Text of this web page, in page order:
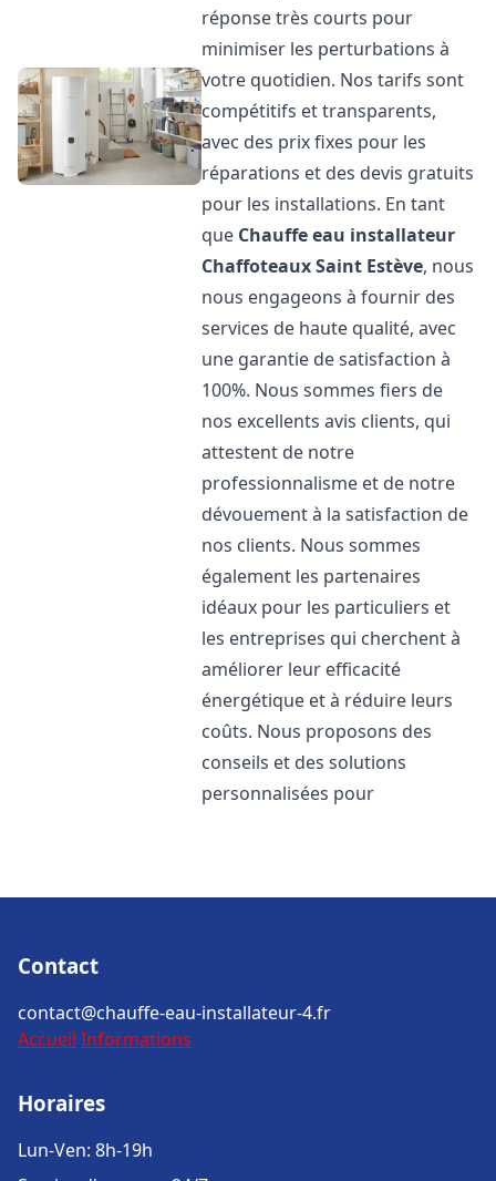
réponse très courts pour
minimiser les perturbations à
votre quotidien. Nos tarifs sont
compétitifs et transparents,
avec des prix fixes pour les
réparations et des devis gratuits
pour les installations. En tant
que Chauffe eau installateur
ChaffoteauxSaint Estève, nous
nous engageons à fournir des
services de haute qualité, avec
une garantie de satisfaction à
100%. Nous sommes fiers de
nos excellents avis clients, qui
attestent de notre
professionnalisme et de notre
dévouement à la satisfaction de
nos clients. Nous sommes
également les partenaires
idéaux pour les particuliers et
les entreprises qui cherchent à
améliorer leur efficacité
énergétique et à réduire leurs
coûts. Nous proposons des
conseils et des solutions
personnalisées pour
Contact
contact@chauffe-eau-installateur-4.fr
Accueil Informations
Horaires
Lun-Ven: 8h-19h